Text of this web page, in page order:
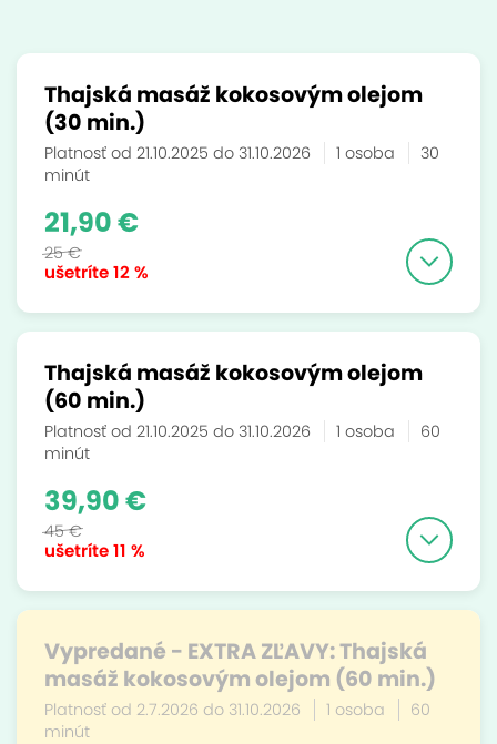
Thajská masáž kokosovým olejom
(30 min.)
Platnosť od 21.10.2025 do 31.10.2026 1 osoba
30
minút
ušetríte12 %
21,90 €
25 €
Thajská masáž kokosovým olejom
(60 min.)
Platnosť od 21.10.2025 do 31.10.2026 1 osoba
60
minút
ušetríte11 %
39,90 €
45 €
Vypredané - EXTRA ZĽAVY: Thajská
masáž kokosovým olejom (60 min.)
Platnosť od 2.7.2026 do 31.10.2026 1 osoba
60
minút